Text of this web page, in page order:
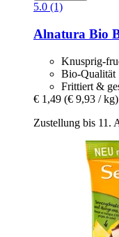
5.0 (1)
Alnatura Bio
Knusprig-
Bio-Qualität
Frittiert &
€ 1,49 (€ 9,93 / kg)
Zustellung bis 11.